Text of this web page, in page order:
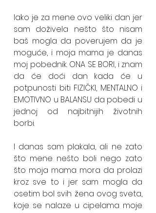
Iako je za mene ovo veliki dan jer
sam doživela nešto što nisam
baš mogla da poverujem da je
moguće, i moja mama je danas
moj pobednik. ONA SE BORI, i znam
da će doći dan kada će u
potpunosti biti FIZIČKI, MENTALNO i
EMOTIVNO u BALANSU da pobedi u
jednoj od najbitnijih životnih
borbi.
I danas sam plakala, ali ne zato
što mene nešto boli nego zato
što moja mama mora da prolazi
kroz sve to i jer sam mogla da
osetim bol svih žena ovog sveta,
koje se nalaze u cipelama moje